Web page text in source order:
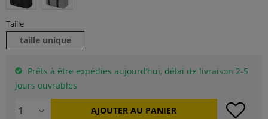
Taille
taille unique
Prêts à être expédies aujourd’hui, délai de livraison 2-5
jours ouvrables
AJOUTER AU PANIER